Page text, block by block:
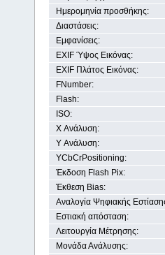
Ημερομηνία προσθήκης:
Διαστάσεις:
Εμφανίσεις:
EXIF Ύψος Εικόνας:
EXIF Πλάτος Εικόνας:
FNumber:
Flash:
ISO:
X Ανάλυση:
Y Ανάλυση:
YCbCrPositioning:
Έκδοση Flash Pix:
Έκθεση Bias:
Αναλογία Ψηφιακής
Εστιακή απόσταση:
Λειτουργία Μέτρησης:
Μονάδα Ανάλυσης: